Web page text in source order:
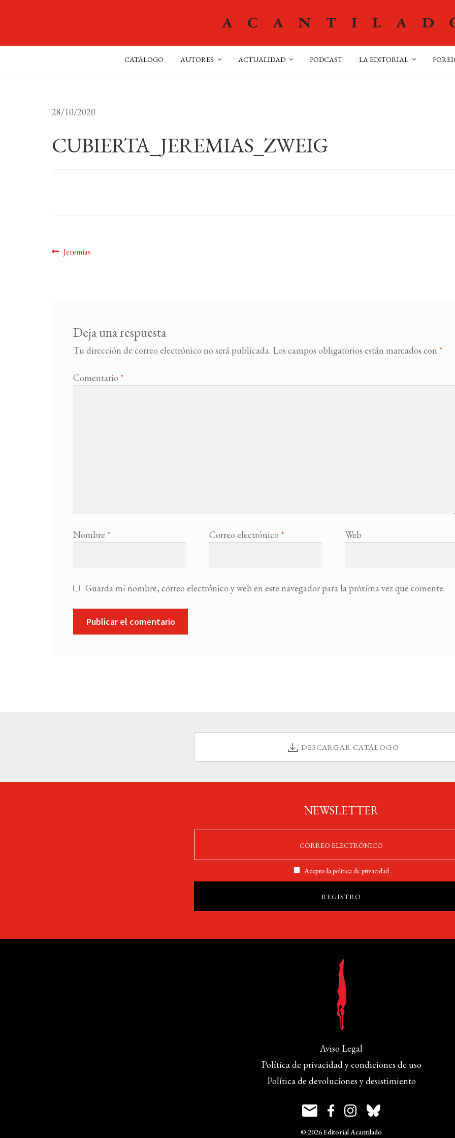
CATÁLOGO AUTORES ACTUALIDAD PODCAST LA EDITORIAL
28/10/2020
CUBIERTA_JEREMIAS_ZWEIG
Navegación
Anterior:
Jeremías
Deja una respuesta
Tu dirección de correo electrónico no será publicada. Los campos obligatorios están marcados con *
Comentario *
Nombre * Correo electrónico * Web
Guarda mi nombre, correo electrónico y web en este navegador para la próxima vez que comente.
DESCARGAR CATÁLOGO
NEWSLETTER
Acepto lapolítica de privacidad
Aviso Legal
Política de privacidad y condiciones de uso
Política de devoluciones y desistimiento
© 2026 Editorial Acantilado